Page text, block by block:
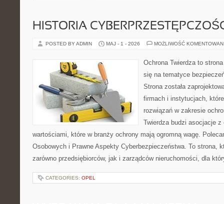
HISTORIA
POSTED BY ADMIN MAJ - 1 - 2026 MOŻLIWOŚĆ
Ochrona Twierdza to
się na tematyce
Strona została
firmach i instytucjach,
rozwiązań w zakresie
Twierdza budzi asocjacje
wartościami, które w branży ochrony mają ogromną wagę.
Osobowych i Prawne Aspekty Cyberbezpieczeństwa. To strona,
zarówno przedsiębiorców, jak i zarządców nieruchomości, dla
CATEGORIES: OPEL